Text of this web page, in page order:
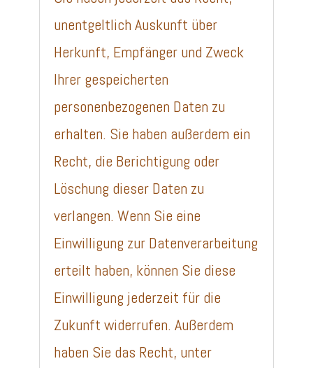
unentgeltlich Auskunft über
Herkunft, Empfänger und Zweck
Ihrer gespeicherten
personenbezogenen Daten zu
erhalten. Sie haben außerdem ein
Recht, die Berichtigung oder
Löschung dieser Daten zu
verlangen. Wenn Sie eine
Einwilligung zur Datenverarbeitung
erteilt haben, können Sie diese
Einwilligung jederzeit für die
Zukunft widerrufen. Außerdem
haben Sie das Recht, unter